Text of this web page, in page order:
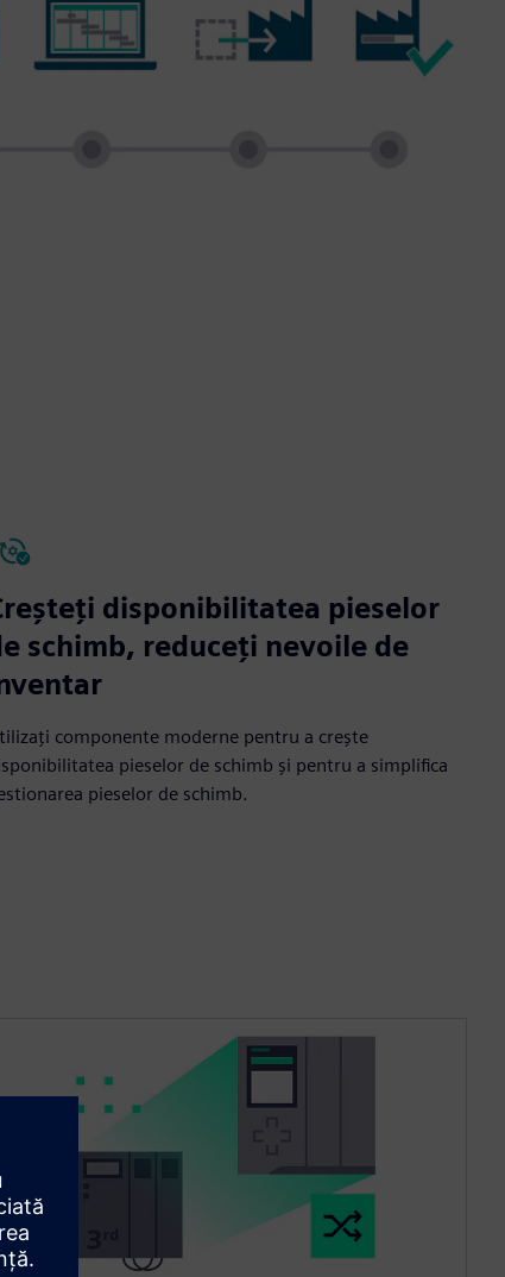
disponibilitatea pieselor
schimb, reduceți nevoile de
componente moderne pentru a crește
pieselor de schimb și pentru a simplifica
pieselor de schimb.